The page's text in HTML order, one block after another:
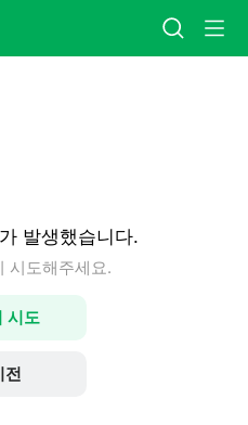
검
색
메
뉴
발생했습니다.
시도해주세요.
시도
전